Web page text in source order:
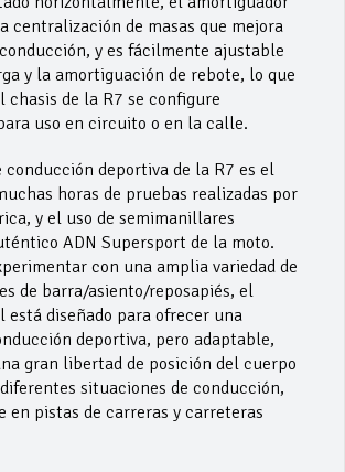
centralización de masas que mejora
y es fácilmente ajustable
y la amortiguación de rebote, lo que
chasis de la R7 se configure
uso en circuito o en la calle.
conducción deportiva de la R7 es el
horas de pruebas realizadas por
y el uso de semimanillares
ADN Supersport de la moto.
con una amplia variedad de
de barra/asiento/reposapiés, el
está diseñado para ofrecer una
deportiva, pero adaptable,
gran libertad de posición del cuerpo
situaciones de conducción,
en pistas de carreras y carreteras